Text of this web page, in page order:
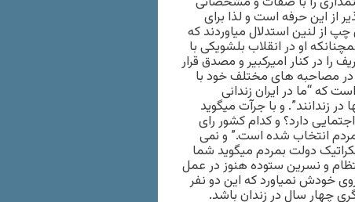
از این حرفه است و لذا برای
از لنین استدلال میاوردند که
او در انقلاب بلشویکی با
در کنار امیرکبیر و مصدق قرار
در مصاحبه های مختلف خود با
که “ما در ایران زندانی
زندانند”. و با جرآت میگوید
دارد؟ و کدام کشور رای
است و دولت روحانی با ۷۵ درصد رای مردم انتخاب شده است.” و نمی
دولت بمردم میگوید شما
و نسرین ستوده هنوز در عمل
خودش نمیاورد که این دو نفر
رژیم بکار بردند که باید یکی ۲۵سال و دیگری چهار سال در زندان باشد.